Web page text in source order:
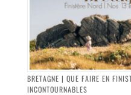
BRETAGNE | QUE FAIRE EN
INCONTOURNABLES